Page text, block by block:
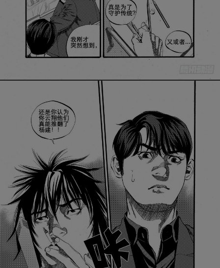
是否前往腾漫App继续阅读
立即前往
取消